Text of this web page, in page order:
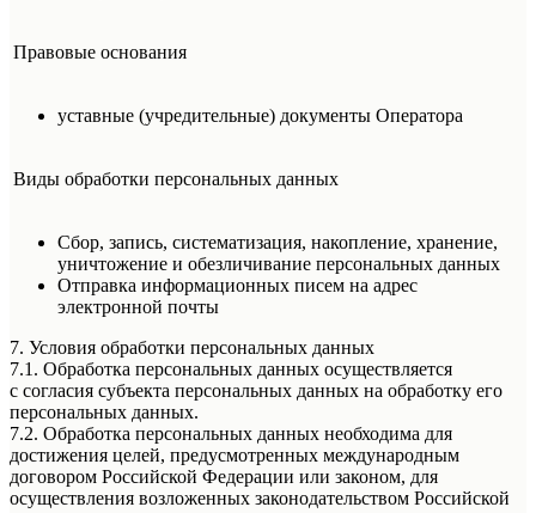
Правовые основания
уставные (учредительные) документы Оператора
Виды обработки персональных данных
Сбор, запись, систематизация, накопление, хранение,
уничтожение и обезличивание персональных данных
Отправка информационных писем на адрес
электронной почты
7. Условия обработки персональных данных
7.1. Обработка персональных данных осуществляется
с согласия субъекта персональных данных на обработку его
персональных данных.
7.2. Обработка персональных данных необходима для
достижения целей, предусмотренных международным
договором Российской Федерации или законом, для
осуществления возложенных законодательством Российской